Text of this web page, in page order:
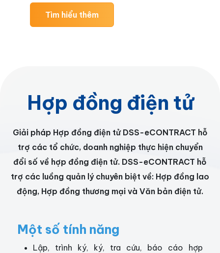
Tìm hiểu thêm
Hợp đồng điện tử
Giải pháp Hợp đồng điện tử DSS-eCONTRACT hỗ
trợ các tổ chức, doanh nghiệp thực hiện chuyển
đổi số về hợp đồng điện tử. DSS-eCONTRACT hỗ
trợ các luồng quản lý chuyên biệt về: Hợp đồng lao
động, Hợp đồng thương mại và Văn bản điện tử.
Một số tính năng
Lập, trình ký, ký, tra cứu, báo cáo hợp